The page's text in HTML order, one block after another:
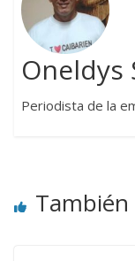
Oneldys
Periodista de la